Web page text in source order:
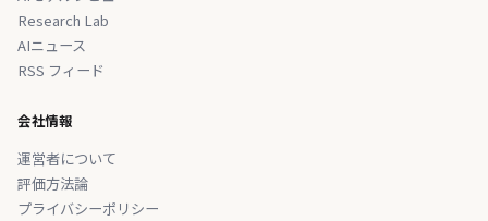
Research Lab
AIニュース
RSS フィード
会社情報
運営者について
評価方法論
プライバシーポリシー